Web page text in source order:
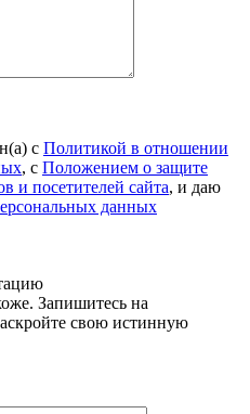
с Политикой в отношении
, с Положением о защите
и посетителей сайта, и даю
данных
Запишитесь на
свою истинную